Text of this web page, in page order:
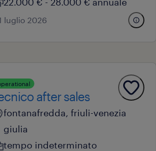
luglio 2026
after sales
fontanafredda, friuli-venezia
giulia
tempo indeterminato